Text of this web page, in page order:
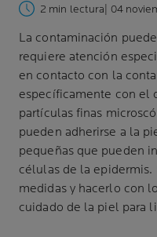
2 min lectura | 04
La contaminación
requiere atención
en contacto con la
específicamente con el
partículas finas
pueden adherirse a la
pequeñas que pueden
células de la
medidas y hacerlo con
cuidado de la piel para